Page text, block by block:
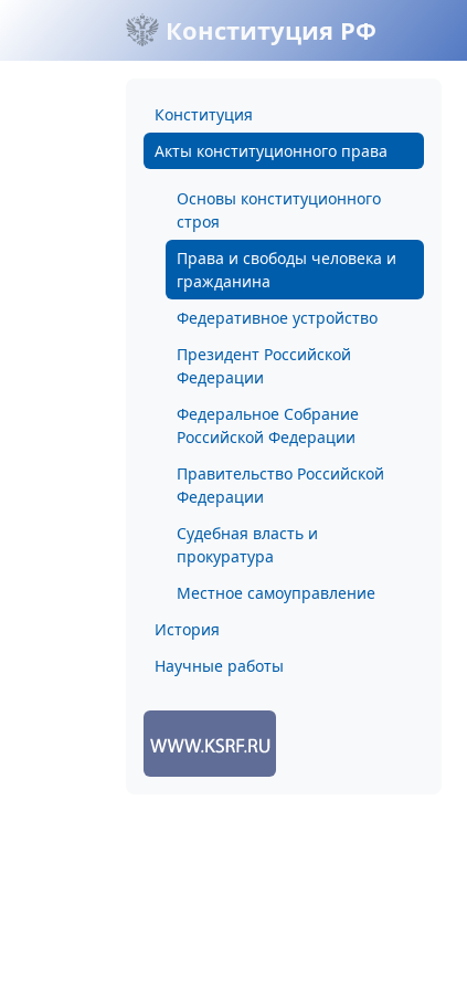
Конституция РФ
Конституция
Акты конституционного права
Основы конституционного
строя
Права и свободы человека и
гражданина
Федеративное устройство
Президент Российской
Федерации
Федеральное Собрание
Российской Федерации
Правительство Российской
Федерации
Судебная власть и
прокуратура
Местное самоуправление
История
Научные работы